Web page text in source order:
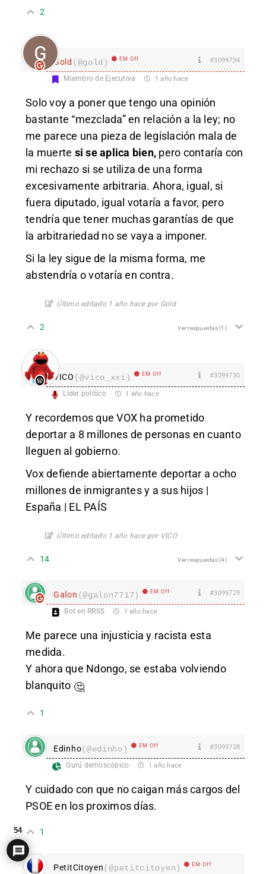
2
Gold (@gold) EM Off #3099734
Miembro de Ejecutiva 1 año hace
Solo voy a poner que tengo una opinión
bastante “mezclada” en relación a la ley; no
me parece una pieza de legislación mala de
la muerte si se aplica bien, pero contaría con
mi rechazo si se utiliza de una forma
excesivamente arbitraria. Ahora, igual, si
fuera diputado, igual votaría a favor, pero
tendría que tener muchas garantías de que
la arbitrariedad no se vaya a imponer.
Si la ley sigue de la misma forma, me
abstendría o votaría en contra.
Último editado 1 año hace por Gold
2 Ver respuestas(1)
VICO (@vico_xxi) EM Off #3099730
Líder político 1 año hace
Y recordemos que VOX ha prometido
deportar a 8 millones de personas en cuanto
lleguen al gobierno.
Vox defiende abiertamente deportar a ocho
millones de inmigrantes y a sus hijos |
España | EL PAÍS
Último editado 1 año hace por VICO
14 Ver respuestas(4)
Galon (@galon7717) EM Off #3099729
Bot en RRSS 1 año hace
Me parece una injusticia y racista esta
medida.
Y ahora que Ndongo, se estaba volviendo
blanquito 🤔
1
Edinho(@edinho) EM Off #3099728
Gurú demoscópico 1 año hace
Y cuidado con que no caigan más cargos del
PSOE en los proximos días.
1
PetitCitoyen(@petitcitoyen) EM Off
54